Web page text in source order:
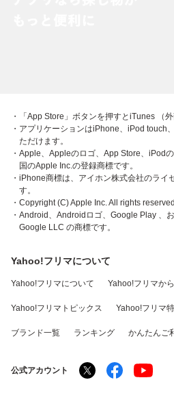
・「App Store」ボタンを押すとiTunes （
・アプリケーションはiPhone、iPod touch
ただけます。
・Apple、Appleのロゴ、App Store、iPod
国のApple Inc.の登録商標です。
・iPhone商標は、アイホン株式会社のライ
す。
・Copyright (C) Apple Inc. All rights
・Android、Androidロゴ、Google Play 、
Google LLC の商標です。
Yahoo!フリマについて
Yahoo!フリマについて Yahoo!フリマか
Yahoo!フリマトピックス Yahoo!フリマ
ブランド一覧 ランキング かんたんご
公式アカウント